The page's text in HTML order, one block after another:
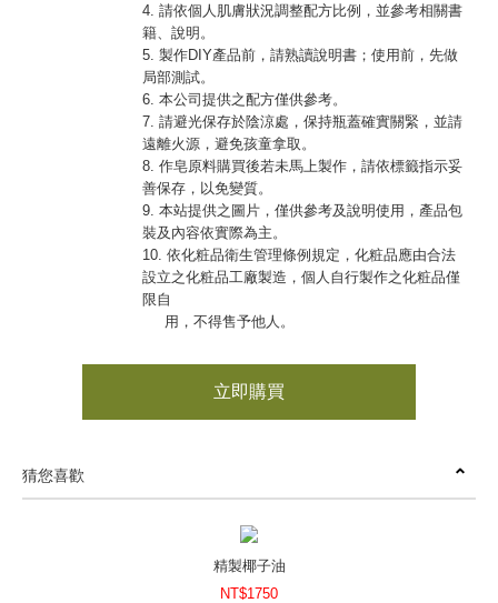
4. 請依個人肌膚狀況調整配方比例，並參考相關書
籍、說明。
5. 製作DIY產品前，請熟讀說明書；使用前，先做
局部測試。
6. 本公司提供之配方僅供參考。
7. 請避光保存於陰涼處，保持瓶蓋確實關緊，並請
遠離火源，避免孩童拿取。
8. 作皂原料購買後若未馬上製作，請依標籤指示妥
善保存，以免變質。
9. 本站提供之圖片，僅供參考及說明使用，產品包
裝及內容依實際為主。
10. 依化粧品衛生管理條例規定，化粧品應由合法
設立之化粧品工廠製造，個人自行製作之化粧品僅
限自
用，不得售予他人。
立即購買
猜您喜歡
精製椰子油
NT$1750